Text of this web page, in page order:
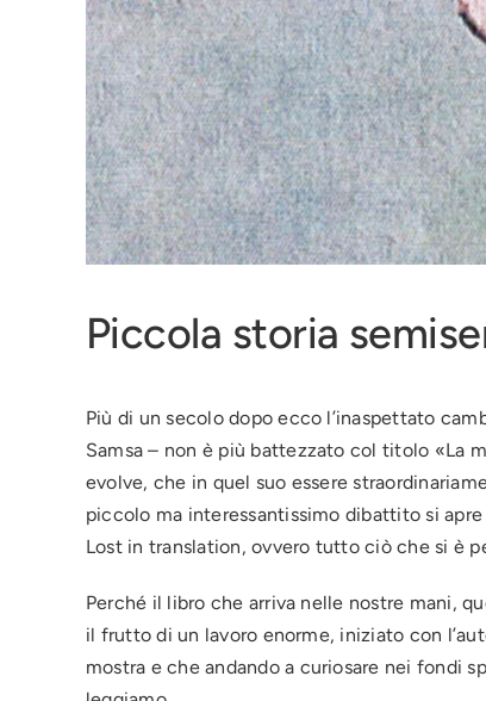
Piccola storia
Più di un secolo dopo ecco l’inaspettato
Samsa – non è più battezzato col titolo «La
evolve, che in quel suo essere
piccolo ma interessantissimo dibattito si
Lost in translation, ovvero tutto ciò che si è
Perché il libro che arriva nelle nostre mani,
il frutto di un lavoro enorme, iniziato con
mostra e che andando a curiosare nei fondi